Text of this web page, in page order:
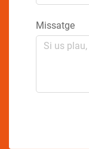
Missatge